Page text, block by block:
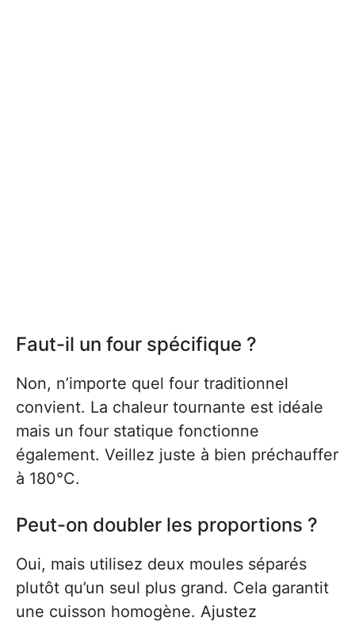
Faut-il un four spécifique ?
Non, n’importe quel four traditionnel
convient. La chaleur tournante est idéale
mais un four statique fonctionne
également. Veillez juste à bien préchauffer
à 180°C.
Peut-on doubler les proportions ?
Oui, mais utilisez deux moules séparés
plutôt qu’un seul plus grand. Cela garantit
une cuisson homogène. Ajustez